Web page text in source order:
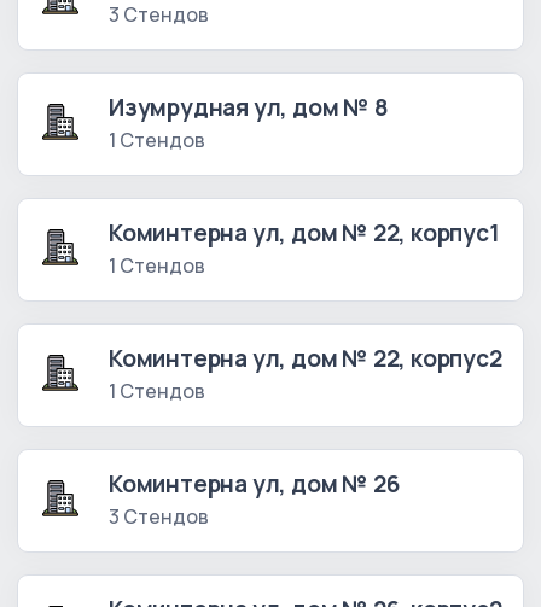
3 Стендов
Изумрудная ул, дом № 8
1 Стендов
Коминтерна ул, дом № 22, корпус1
1 Стендов
Коминтерна ул, дом № 22, корпус2
1 Стендов
Коминтерна ул, дом № 26
3 Стендов